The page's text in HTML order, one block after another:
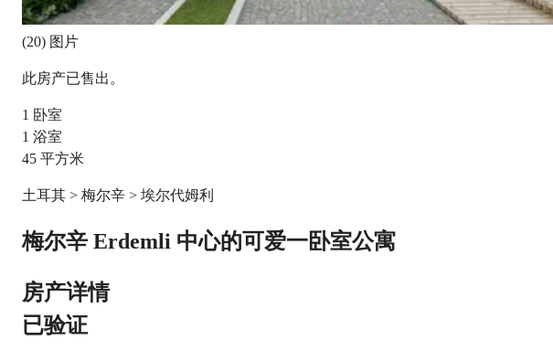
(20) 图片
此房产已售出。
1 卧室
1 浴室
45 平方米
土耳其 > 梅尔辛 > 埃尔代姆利
梅尔辛 Erdemli 中心的可爱一卧室公寓
房产详情
已验证